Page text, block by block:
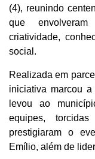
(4), reunindo
que envolveram
criatividade,
social.
Realizada em
iniciativa marcou
levou ao
equipes,
prestigiaram o
Emílio, além de